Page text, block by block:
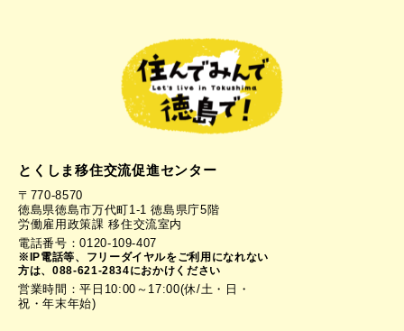
とくしま移住交流促進センター
〒770-8570
徳島県徳島市万代町1-1 徳島県庁5階
労働雇用政策課 移住交流室内
電話番号：0120-109-407
※IP電話等、フリーダイヤルをご利用になれない
方は、088-621-2834におかけください
営業時間：平日10:00～17:00(休/土・日・
祝・年末年始)